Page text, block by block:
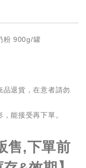
粉 900g/罐
退貨，在意者請勿
能接受再下單。
售,下單前